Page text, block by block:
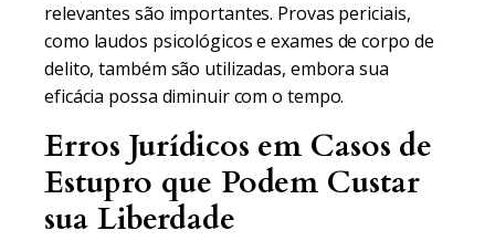
relevantes são importantes. Provas periciais,
como laudos psicológicos e exames de corpo de
delito, também são utilizadas, embora sua
eficácia possa diminuir com o tempo.
Erros Jurídicos em Casos de
Estupro que Podem Custar
sua Liberdade